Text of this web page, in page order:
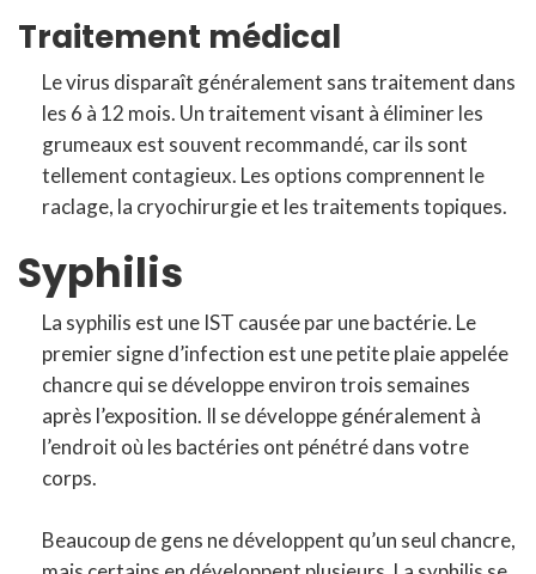
Traitement médical
Le virus disparaît généralement sans traitement dans
les 6 à 12 mois. Un traitement visant à éliminer les
grumeaux est souvent recommandé, car ils sont
tellement contagieux. Les options comprennent le
raclage, la cryochirurgie et les traitements topiques.
Syphilis
La syphilis est une IST causée par une bactérie. Le
premier signe d’infection est une petite plaie appelée
chancre qui se développe environ trois semaines
après l’exposition. Il se développe généralement à
l’endroit où les bactéries ont pénétré dans votre
corps.
Beaucoup de gens ne développent qu’un seul chancre,